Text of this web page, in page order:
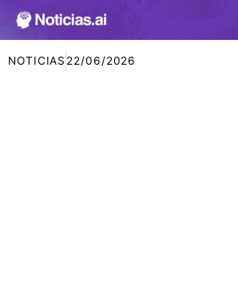
NOTICIAS 22/06/2026